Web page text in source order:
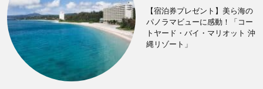
【宿泊券プレゼント】美ら海の
パノラマビューに感動！「コー
トヤード・バイ・マリオット 沖
縄リゾート」